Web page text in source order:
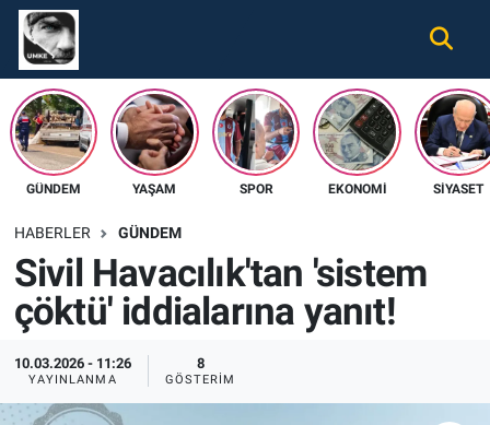
GÜNDEM YAŞAM SPOR EKONOMI SIYASET
HABERLER GÜNDEM
Sivil Havacılık'tan 'sistem
çöktü' iddialarına yanıt!
10.03.2026 - 11:26
YAYINLANMA
8
GÖSTERIM
Gündem
Ekonomi
Spor
Tüm Haberler
İletişim
Künye
Nöbetçi Eczaneler
Hava Durumu
Namaz Vakitleri
Süper Lig Puan Durumu ve Fikstür
Tüm Manşetler
Son Dakika Haberleri